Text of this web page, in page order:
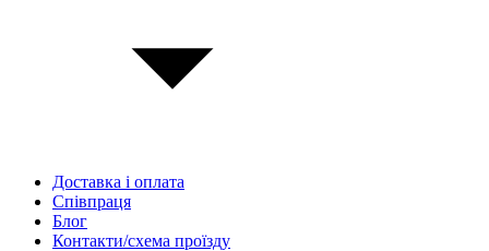
Доставка і оплата
Співпраця
Блог
Контакти/схема проїзду